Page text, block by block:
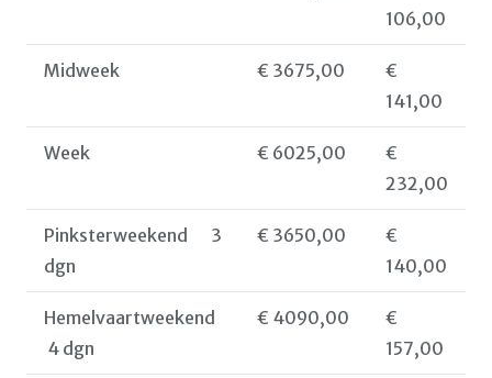
106,00
Midweek € 3675,00
€
141,00
Week € 6025,00
€
232,00
Pinksterweekend 3
dgn
€ 3650,00
€
140,00
Hemelvaartweekend
4 dgn
€ 4090,00
€
157,00